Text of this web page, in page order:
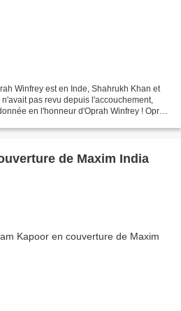
Winfrey est en Inde, Shahrukh Khan et
pas revu depuis l'accouchement,
en l'honneur d'Oprah Winfrey ! Oprah
de Maxim India